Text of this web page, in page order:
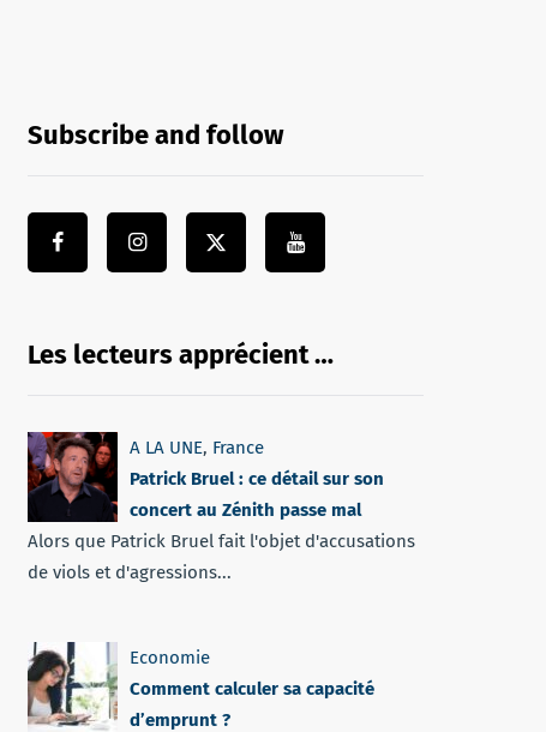
Subscribe and follow
Les lecteurs apprécient …
A LA UNE, France
Patrick Bruel : ce détail sur son
concert au Zénith passe mal
Alors que Patrick Bruel fait l'objet d'accusations
de viols et d'agressions...
Economie
Comment calculer sa capacité
d’emprunt ?